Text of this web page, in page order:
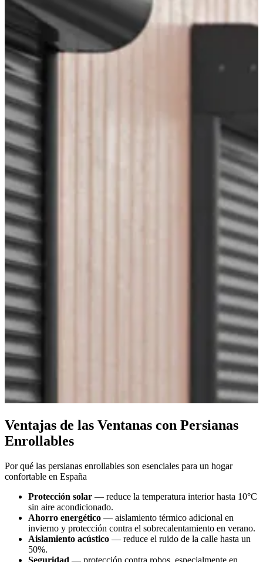
Ventajas de las Ventanas con Persianas
Enrollables
Por qué las persianas enrollables son esenciales para un hogar
confortable en España
Protección solar — reduce la temperatura interior hasta 10°C
sin aire acondicionado.
Ahorro energético — aislamiento térmico adicional en
invierno y protección contra el sobrecalentamiento en verano.
Aislamiento acústico — reduce el ruido de la calle hasta un
50%.